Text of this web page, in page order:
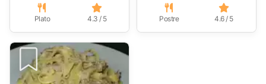
Plato 4.3 / 5 Postre 4.6 / 5